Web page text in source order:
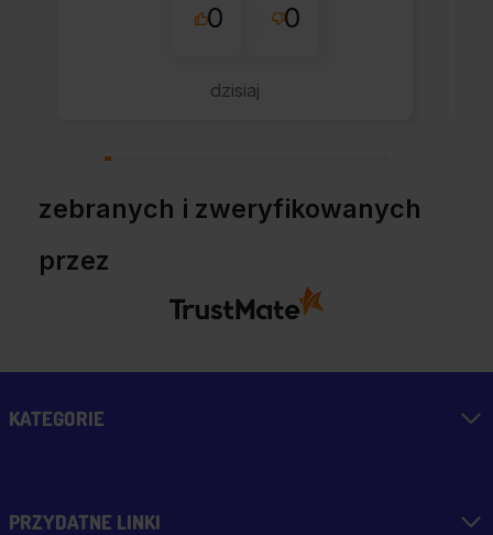
0 0
dzisiaj
zebranych i zweryfikowanych
przez
KATEGORIE
PRZYDATNE LINKI